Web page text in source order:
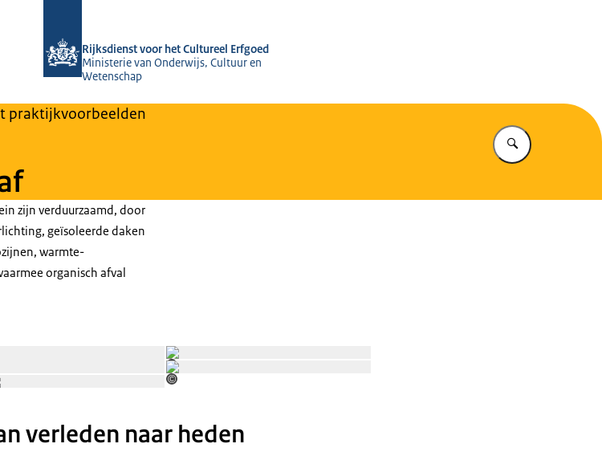
Rijksdienst voor het Cultureel Erfgoed
Ministerie van Onderwijs, Cultuur en
Wetenschap
praktijkvoorbeelden
Vul in wat u
zijn verduurzaamd, door
geïsoleerde daken
warmte-
organisch afval
Open de galerij in vergrote weergave
©
©
galerij in vergrote weergave Open de galerij in vergrote weergave
verleden naar heden